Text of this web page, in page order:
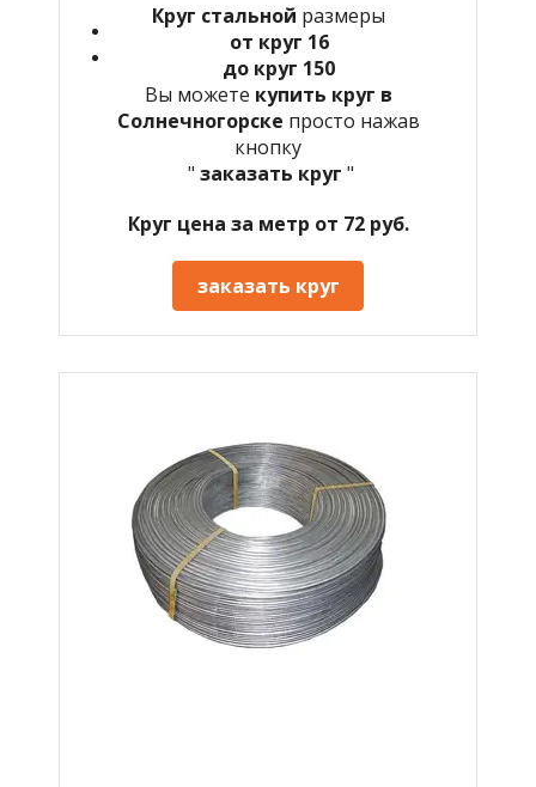
Круг стальной размеры
от круг 16
до круг 150
Вы можете купить круг в
Солнечногорске просто нажав
кнопку
" заказать круг "
Круг цена за метр от 72 руб.
заказать круг